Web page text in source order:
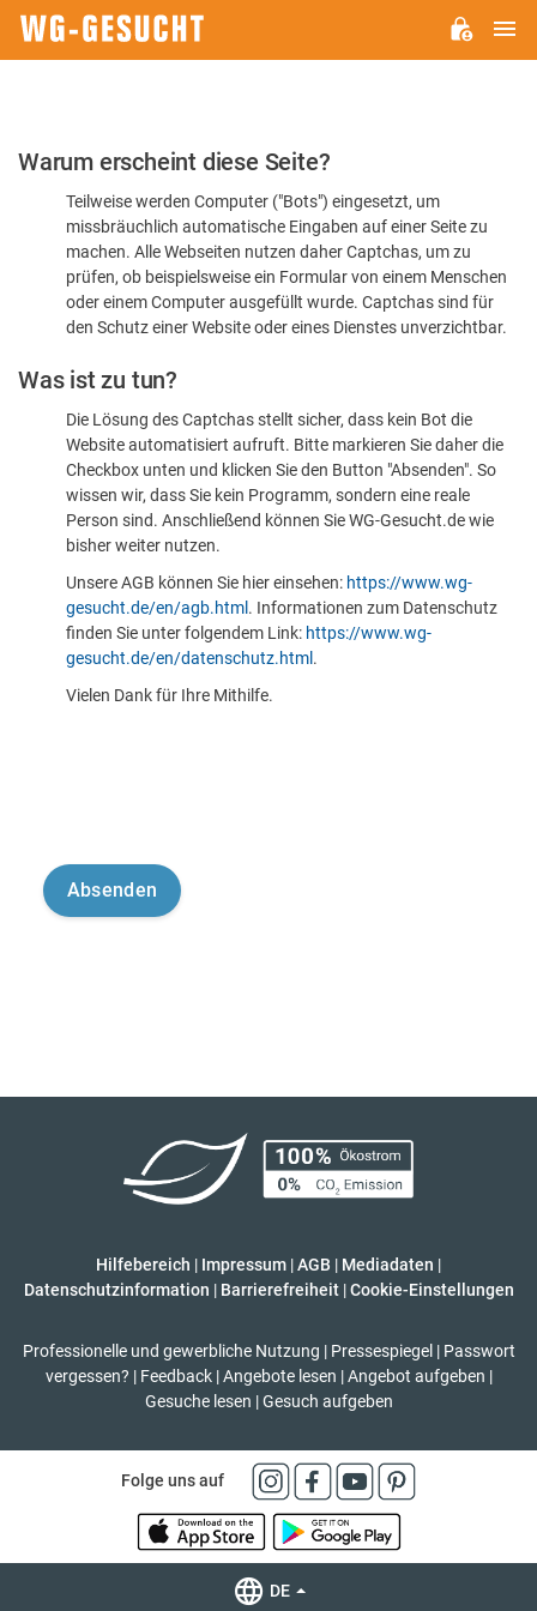
Bitte
dass
sind
Warum erscheint diese Seite?
Teilweise werden Computer ("Bots") eingesetzt, um
missbräuchlich automatische Eingaben auf einer Seite zu
machen. Alle Webseiten nutzen daher Captchas, um zu
prüfen, ob beispielsweise ein Formular von einem Menschen
oder einem Computer ausgefüllt wurde. Captchas sind für
den Schutz einer Website oder eines Dienstes unverzichtbar.
Was ist zu tun?
Die Lösung des Captchas stellt sicher, dass kein Bot die
Website automatisiert aufruft. Bitte markieren Sie daher die
Checkbox unten und klicken Sie den Button "Absenden". So
wissen wir, dass Sie kein Programm, sondern eine reale
Person sind. Anschließend können Sie WG-Gesucht.de wie
bisher weiter nutzen.
Unsere AGB können Sie hier einsehen: https://www.wg-
gesucht.de/en/agb.html . Informationen zum Datenschutz
finden Sie unter folgendem Link: https://www.wg-
gesucht.de/en/datenschutz.html .
Vielen Dank für Ihre Mithilfe.
Hilfebereich | Impressum |AGB | Mediadaten |
Datenschutzinformation | Barrierefreiheit | Cookie-Einstellungen
Professionelle und gewerbliche Nutzung | Pressespiegel | Passwort
vergessen? | Feedback | Angebote lesen | Angebot aufgeben |
Gesuche lesen | Gesuch aufgeben
Folge uns auf
DE